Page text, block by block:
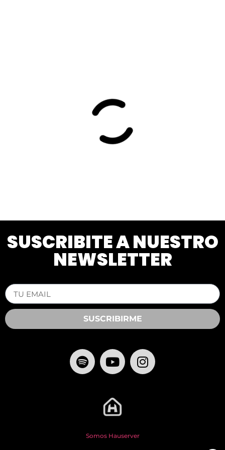
SUSCRIBITE A NUESTRO
NEWSLETTER
SUSCRIBIRME
Somos Hauserver